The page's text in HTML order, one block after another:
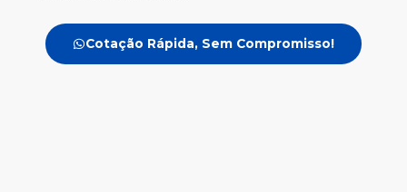
Cotação Rápida, Sem Compromisso!